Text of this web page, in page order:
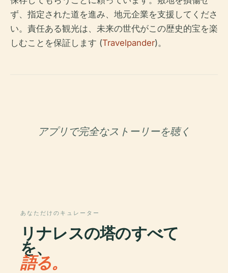
ず、指定された道を進み、地元企業を支援してくださ
い。責任ある観光は、未来の世代がこの歴史的宝を楽
しむことを保証します (Travelpander)。
アプリで完全なストーリーを聴く
あなただけのキュレーター
リナレスの塔のすべて
を、
語る。